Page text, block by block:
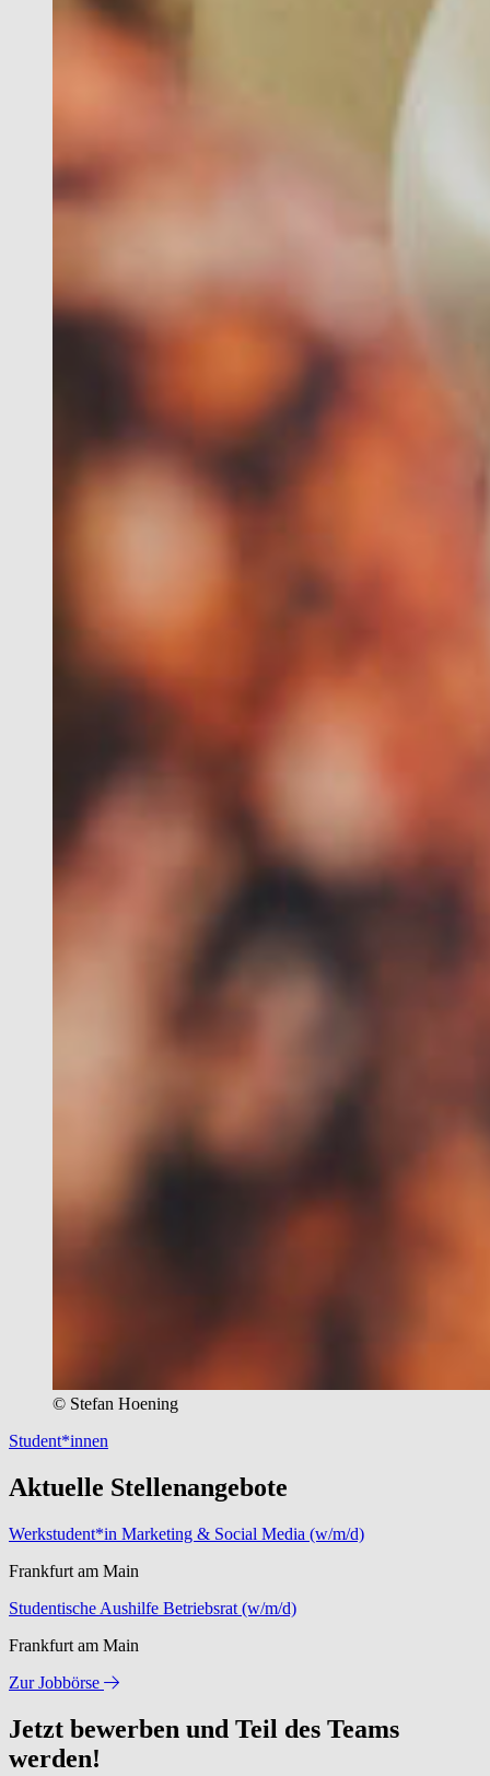
© Stefan Hoening
Student*innen
Aktuelle Stellenangebote
Werkstudent*in Marketing & Social Media (w/m/d)
Frankfurt am Main
Studentische Aushilfe Betriebsrat (w/m/d)
Frankfurt am Main
Zur Jobbörse
Jetzt bewerben und Teil des Teams
werden!